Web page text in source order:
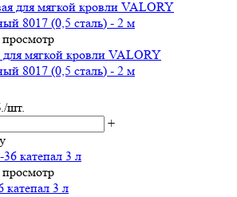
для мягкой кровли VALORY
8017 (0,5 сталь) - 2 м
/шт.
+
катепал 3 л